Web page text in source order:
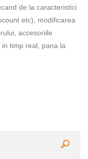
de la caracteristici
etc), modificarea
accesoriile
timp real, pana la